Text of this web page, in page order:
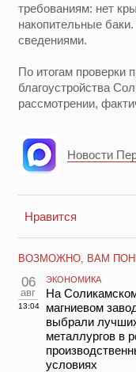
требованиям: нет
накопительные
сведениями.
По итогам проверки
благоустройства
рассмотрении,
Новости
Нравится
ВОЗМОЖНО, ВАМ
06
авг
13:04
ЭКОНОМИКА
На
магниевом
выбрали
металлургов в
условиях